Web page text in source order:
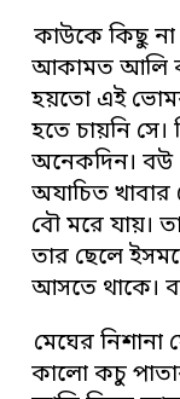
কাউকে কিছু
আকামত আলি
হয়তো এই
হতে চায়নি
অনেকদিন। বউ
অযাচিত খাবার
বৌ মরে যায়।
তার ছেলে
আসতে থাকে।
মেঘের
কালো কচু